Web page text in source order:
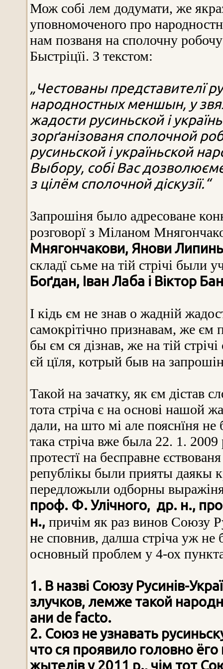
Мож собі лем додумати, же
уповномоченого про
нам позваня на сполочну
Быстріцїі. З текстом:
„Честованы представителї
народностных меншын, у
жадости русиньской і
зорґанізованя сполочной
русиньской і україньской
Выбору, собі Вас
з цілём сполочной діскузії.“
Запрошіня было адресоване
розговорї з Міланом
Мнягончакови, Янови
складї сьме на тій стрічі были
Боґдан, Іван Лаба і Віктор
І кідь єм не знав о жадній
самокрітічно признавам, же єм
бы єм ся дізнав, же на тій
єй цїля, котрый быв на
Такой на зачатку, як єм дістав
тота стріча є на основі нашой
дали, на што мі але пояснїня
така стріча вже была 22. 1.
протестї на бесправне
републікы были прияты даякы
передложыли одборны выражіня
проф. Ф. Улічного, др. н.,
н., причім як раз винов Союзу
не сповнив, далша стріча уж
основный проблем у 4-ох
1. В назві Сoюзу Русинів-
злучков, лемже такой
ани de facto.
2. Союз не узнавать
что ся проявило головно
жытелів у 2011 р., чім тот